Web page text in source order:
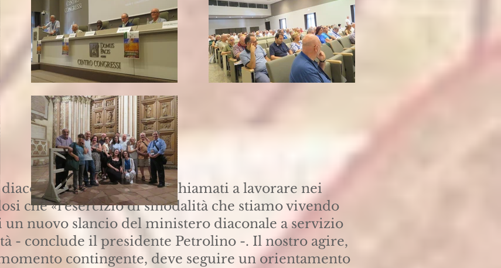
diaconi permanenti sono chiamati a lavorare nei
che «l’esercizio di sinodalità che stiamo vivendo
un nuovo slancio del ministero diaconale a servizio
- conclude il presidente Petrolino -. Il nostro agire,
contingente, deve seguire un orientamento